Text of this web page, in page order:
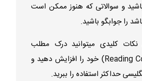
و سوالاتی که هنوز ممکن است
را جوابگو باشید.
کلیدی میتوانید درک مطلب
(Reading Comprehension) خود را افزایش دهید و
حداکثر استفاده را ببرید.